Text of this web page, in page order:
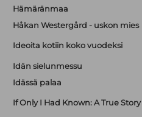
Hämäränmaa
Håkan Westergård - uskon mies
Ideoita kotiin koko vuodeksi
Idän sielunmessu
Idässä palaa
If Only I Had Known: A True Story